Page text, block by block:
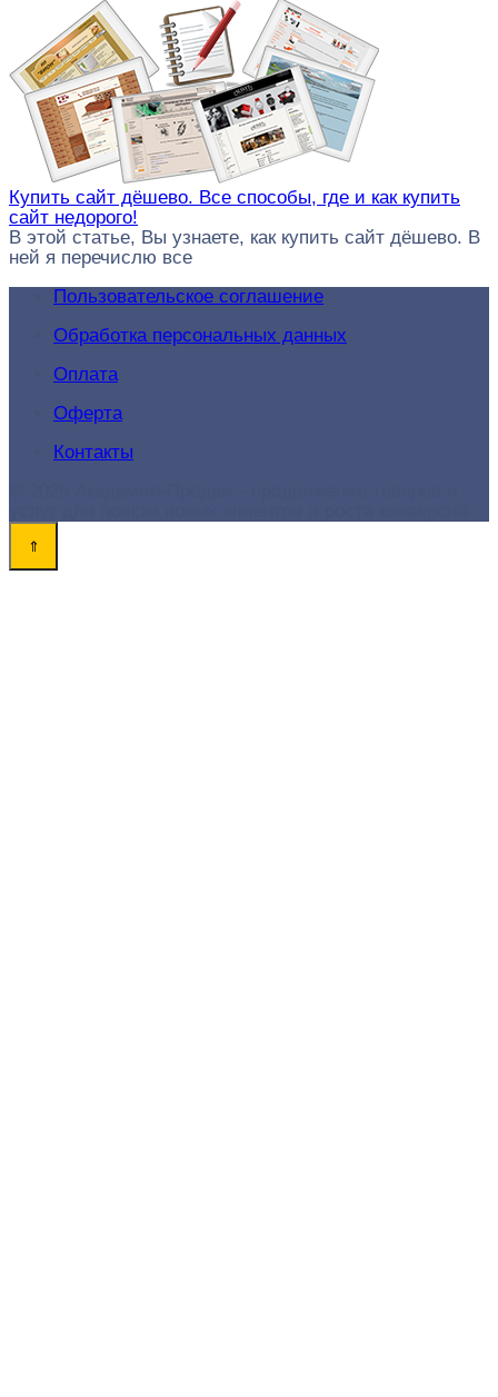
Купить сайт дёшево. Все способы, где и как купить
сайт недорого!
В этой статье, Вы узнаете, как купить сайт дёшево. В
ней я перечислю все
Пользовательское соглашение
Обработка персональных данных
Оплата
Оферта
Контакты